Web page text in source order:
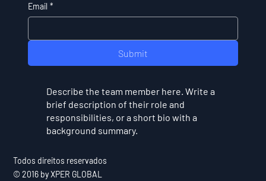
Email *
Submit
Describe the team member here. Write a
brief description of their role and
responsibilities, or a short bio with a
background summary.
Todos direitos reservados
© 2016 by XPER GLOBAL